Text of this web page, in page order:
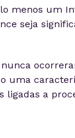
menos um
seja
uma
a